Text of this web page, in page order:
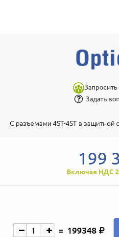
Задать
С разъемами 4ST-4ST в защитной
199
Включая НДС
199348